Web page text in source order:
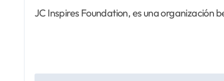
JC Inspires Foundation, es una organización